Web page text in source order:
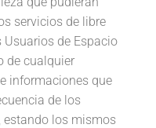
servicios de libre
de Espacio
de cualquier
informaciones que
de los
estando los mismos